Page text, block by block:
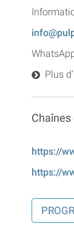
Plus
https://
https://